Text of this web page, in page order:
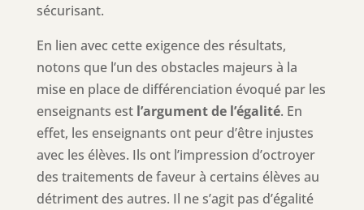
sécurisant.
En lien avec cette exigence des résultats,
notons que l’un des obstacles majeurs à la
mise en place de différenciation évoqué par les
enseignants est l’argument de l’égalité. En
effet, les enseignants ont peur d’être injustes
avec les élèves. Ils ont l’impression d’octroyer
des traitements de faveur à certains élèves au
détriment des autres. Il ne s’agit pas d’égalité